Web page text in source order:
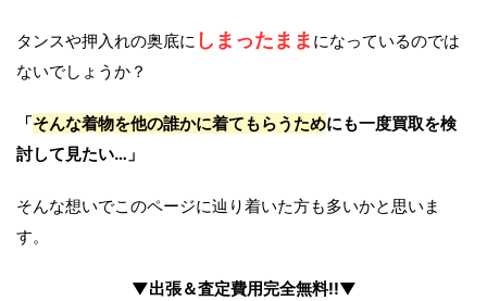
タンスや押入れの奥底に しまったまま になっているのでは
ないでしょうか？
「そんな着物を他の誰かに着てもらうためにも一度買取を検
討して見たい…」
そんな想いでこのページに辿り着いた方も多いかと思いま
す。
▼出張＆査定費用完全無料!!▼